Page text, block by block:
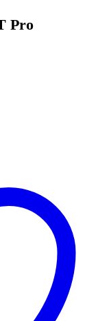
Pro